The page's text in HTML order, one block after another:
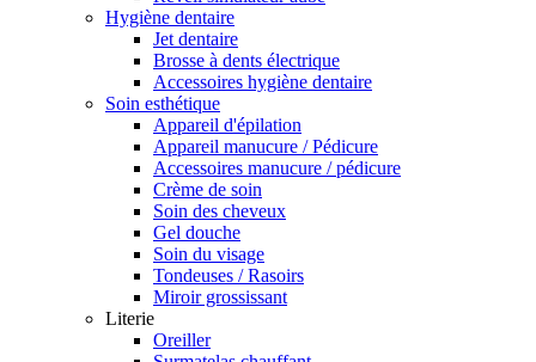
Hygiène dentaire
Jet dentaire
Brosse à dents électrique
Accessoires hygiène dentaire
Soin esthétique
Appareil d'épilation
Appareil manucure / Pédicure
Accessoires manucure / pédicure
Crème de soin
Soin des cheveux
Gel douche
Soin du visage
Tondeuses / Rasoirs
Miroir grossissant
Literie
Oreiller